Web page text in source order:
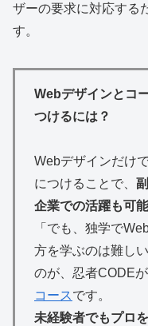
ザーの要求に対応する
す。
Webデザインとコ
つけるには？
Webデザインだけ
につけることで、
企業での活躍も可
「でも、独学で
方を学ぶのは難し
のが、忍者CODE
コースです。
未経験者でもプロ